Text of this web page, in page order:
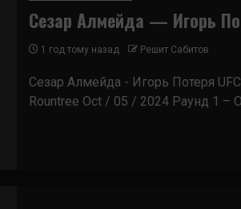
Сезар Алмейда — Игорь
1 год тому назад Решит Сабитов
Сезар Алмейда - Игорь Потеря
Rountree Oct / 05 / 2024 Раунд 1 –